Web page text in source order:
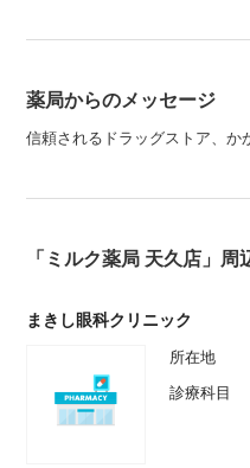
薬局からのメッセージ
信頼されるドラッグストア、か
「ミルク薬局 天久店」
まきし眼科クリニック
所在地
診療科目